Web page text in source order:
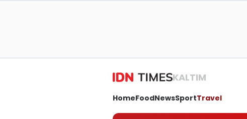
KALTIM
HomeFoodNewsSportTravel